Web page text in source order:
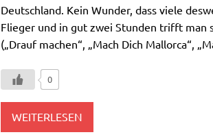
Deutschland. Kein Wunder, dass viele
Flieger und in gut zwei Stunden trifft man
(„Drauf machen“, „Mach Dich Mallorca“,
0
WEITERLESEN